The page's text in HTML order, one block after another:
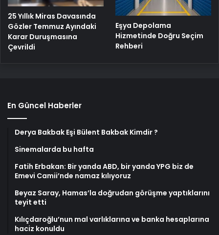
25 Yıllık Miras Davasında
Gözler Temmuz Ayındaki
Karar Duruşmasına
Çevrildi
Eşya Depolama
Hizmetinde Doğru Seçim
Rehberi
En Güncel Haberler
Derya Bakbak Eşi Bülent Bakbak Kimdir ?
Sinemalarda bu hafta
Fatih Erbakan: Bir yanda ABD, bir yanda YPG biz de
Emevi Camii’nde namaz kılıyoruz
Beyaz Saray, Hamas’la doğrudan görüşme yaptıklarını
teyit etti
Kılıçdaroğlu’nun mal varlıklarına ve banka hesaplarına
haciz konuldu